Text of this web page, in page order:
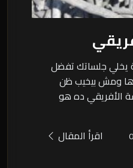
يخلي جلساتك تفضل
ومش بيخيب ظن
الأفريقي ده هو
0 اقرأ المقال